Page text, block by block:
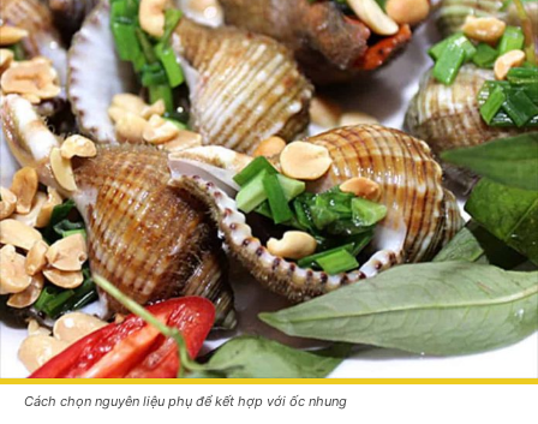
Cách chọn nguyên liệu phụ để kết hợp với ốc nhung